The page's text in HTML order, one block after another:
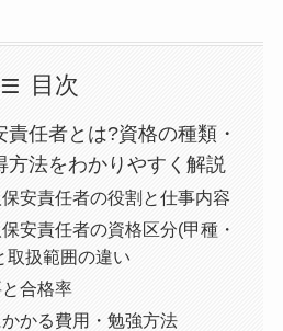
目次
責任者とは?資格の種類・
方法をわかりやすく解説
安責任者の役割と仕事内容
安責任者の資格区分(甲種・
取扱範囲の違い
合格率
かる費用・勉強方法